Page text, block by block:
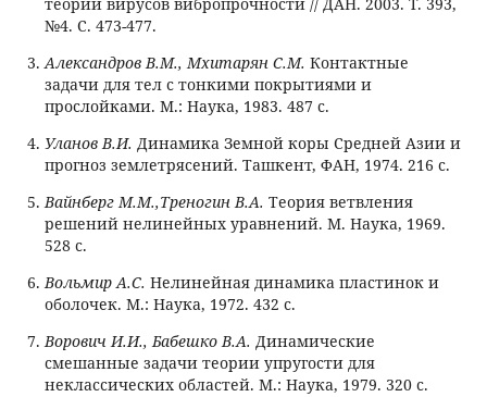
№4. С. 473-477.
Александров В.М., Мхитарян С.М. Контактные
задачи для тел с тонкими покрытиями и
прослойками. М.: Наука, 1983. 487 с.
Уланов В.И. Динамика Земной коры Средней Азии и
прогноз землетрясений. Ташкент, ФАН, 1974. 216 с.
Вайнберг М.М.,Треногин В.А. Теория ветвления
решений нелинейных уравнений. М. Наука, 1969.
528 с.
Вольмир А.С. Нелинейная динамика пластинок и
оболочек. М.: Наука, 1972. 432 с.
Ворович И.И., Бабешко В.А. Динамические
смешанные задачи теории упругости для
неклассических областей. М.: Наука, 1979. 320 с.